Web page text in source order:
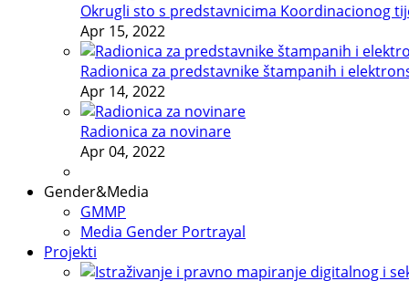
Okrugli sto s predstavnicima Koordinacionog
Apr 15, 2022
Radionica za predstavnike štampanih i
Apr 14, 2022
Radionica za novinare
Apr 04, 2022
Gender&Media
GMMP
Media Gender Portrayal
Projekti